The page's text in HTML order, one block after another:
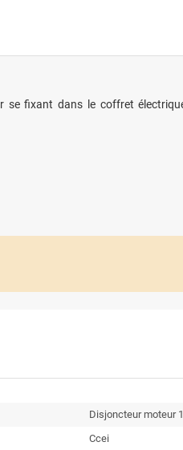
fixant dans le coffret
Disjoncteur moteur
Ccei